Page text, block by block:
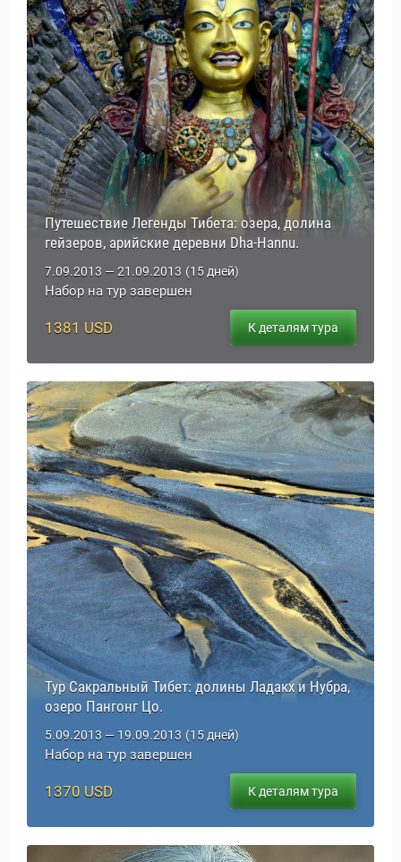
Путешествие Легенды Тибета: озера, долина
гейзеров, арийские деревни Dha-Hannu.
7.09.2013 — 21.09.2013 (15 дней)
Набор на тур завершен
1381 USD К деталям тура
Тур Сакральный Тибет: долины Ладакх и Нубра,
озеро Пангонг Цо.
5.09.2013 — 19.09.2013 (15 дней)
Набор на тур завершен
1370 USD К деталям тура